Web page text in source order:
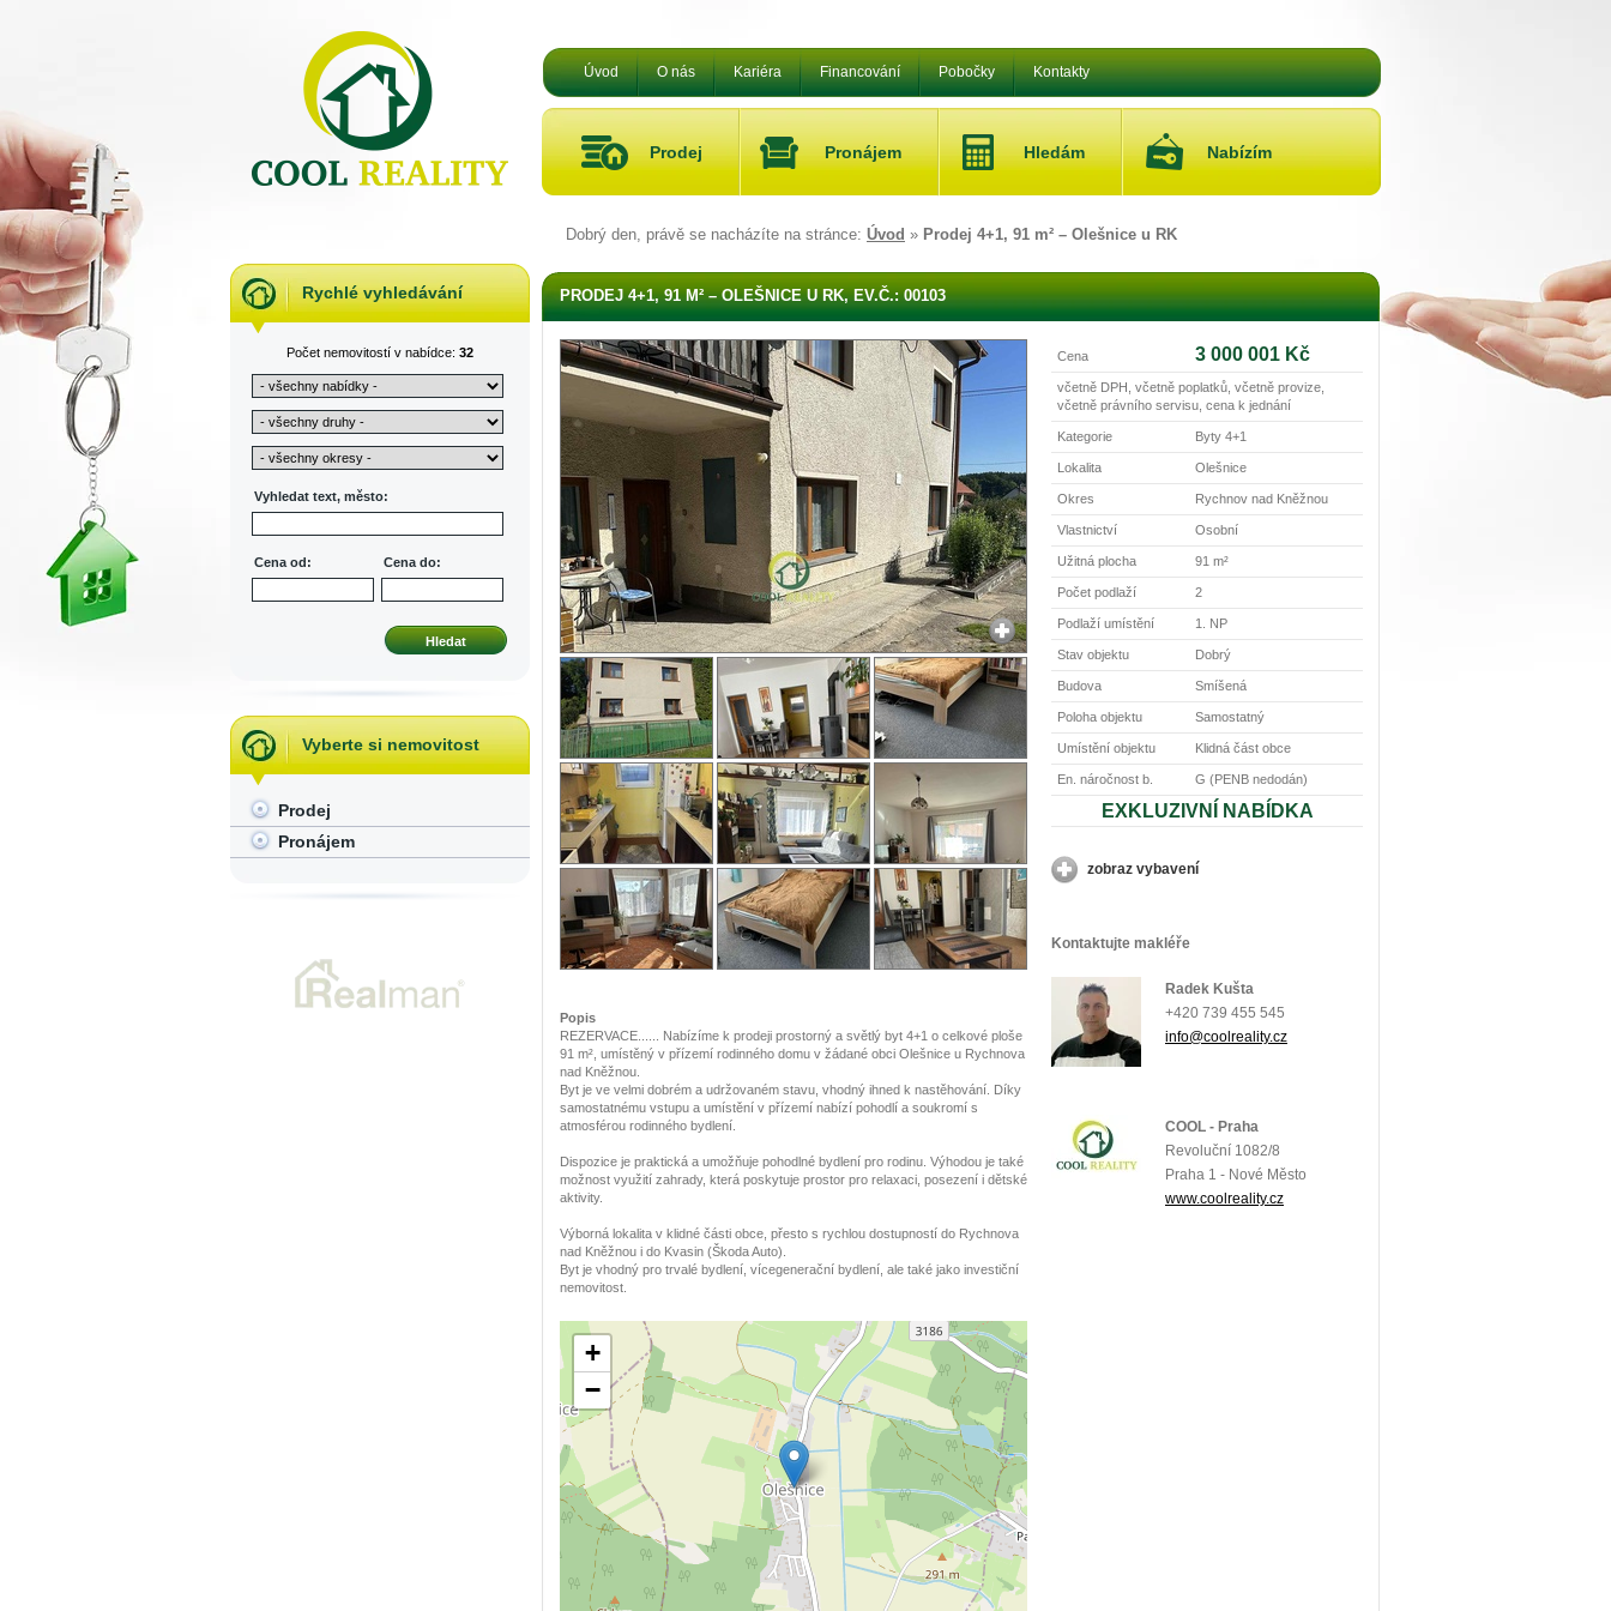
Úvod O nás Kariéra Financování Pobočky Kontakty
Prodej Pronájem Hledám Nabízím
Rychlé vyhledávání
Počet nemovitostí v nabídce: 32
Vyhledat text, město:
Cena od: Cena do:
Vyberte si nemovitost
Prodej
Pronájem
Dobrý den, právě se nacházíte na stránce: Úvod » Prodej 4+1, 91 m² – Olešnice u RK
PRODEJ 4+1, 91 M² – OLEŠNICE U RK, EV.Č.: 00103
Cena 3 000 001 Kč
včetně DPH, včetně poplatků, včetně provize,
včetně právního servisu, cena k jednání
Kategorie Byty 4+1
Lokalita Olešnice
Okres Rychnov nad Kněžnou
Vlastnictví Osobní
Užitná plocha 91 m²
Počet podlaží 2
Podlaží umístění 1. NP
Stav objektu Dobrý
Budova Smíšená
Poloha objektu Samostatný
Umístění objektu Klidná část obce
En. náročnost b. G (PENB nedodán)
EXKLUZIVNÍ NABÍDKA
zobraz vybavení
Kontaktujte makléře
Radek Kušta
+420 739 455 545
info@coolreality.cz
COOL - Praha
Revoluční 1082/8
Praha 1 - Nové Město
www.coolreality.cz
Popis
REZERVACE...... Nabízíme k prodeji prostorný a světlý byt 4+1 o celkové ploše
91 m², umístěný v přízemí rodinného domu v žádané obci Olešnice u Rychnova
nad Kněžnou.
Byt je ve velmi dobrém a udržovaném stavu, vhodný ihned k nastěhování. Díky
samostatnému vstupu a umístění v přízemí nabízí pohodlí a soukromí s
atmosférou rodinného bydlení.
Dispozice je praktická a umožňuje pohodlné bydlení pro rodinu. Výhodou je také
možnost využití zahrady, která poskytuje prostor pro relaxaci, posezení i dětské
aktivity.
Výborná lokalita v klidné části obce, přesto s rychlou dostupností do Rychnova
nad Kněžnou i do Kvasin (Škoda Auto).
Byt je vhodný pro trvalé bydlení, vícegenerační bydlení, ale také jako investiční
nemovitost.
+
−